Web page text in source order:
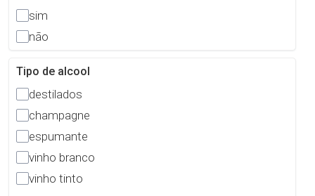
sim
não
Tipo de alcool
destilados
champagne
espumante
vinho branco
vinho tinto